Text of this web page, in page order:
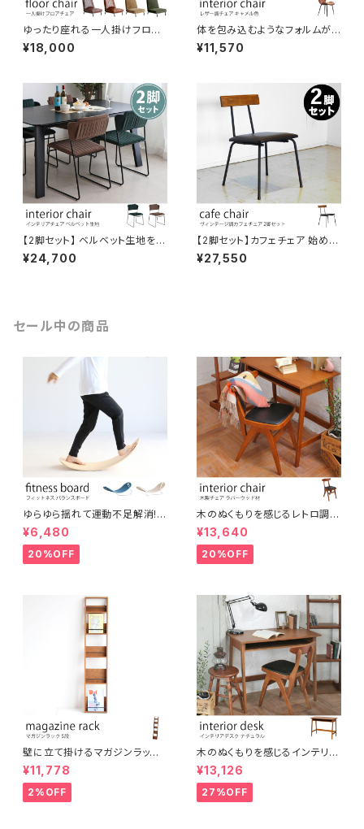
ゆったり座れる一人掛けフロア
チェア 座椅子 14段背もたれ調
節 ポケットコイル内蔵で疲れに
コモコが気持ちいいコーデュロ
イ張地 リビング 一人暮らし 新
生活 ワークスペース リラックス
スペース
¥18,000
体を包み込むようなフォルムがキ
ュートなチェア PUレザー張地
キャメル色 コンパクト かわいい
¥11,570
【2脚セット】 ベルベット生地を使
用したレトロおしゃれなインテリ
アチェア スタッキング(重ね置き)
¥24,700
【2脚セット】カフェチェア 始めか
ら使い込んだようなヴィンテージ
な風合いが魅力。エイジング加
¥27,550
セール中の商品
ゆらゆら揺れて運動不足解消!
大人からこどもまでスキマ時間
に楽しめる木製フィットネスボー
ド バランスボード ヨガ 北欧風
シンプル コンパクト テレワーク
¥6,480
20%OFF
木のぬくもりを感じるレトロ調コ
ンパクトチェア ブラウン ウッドチ
ェア アンティーク調 シンプル ナ
チュラル シャビー おしゃれ 椅子
イス デスクチェア インテリア
¥13,640
20%OFF
壁に立て掛けるマガジンラック
5段 木製 ディスプレイラック パ
ンフレットスタンド
¥11,778
2%OFF
木のぬくもりを感じるインテリア
デスク オーク材使用 ブラウン
ナチュラルスタイル ヴィンテージ
風 レトロ カントリー調 机 イン
テリア
¥13,126
27%OFF